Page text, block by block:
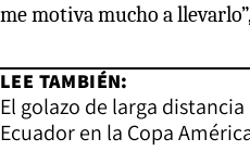
me motiva mucho a
LEE TAMBIÉN:
El golazo de larga
Ecuador en la Copa